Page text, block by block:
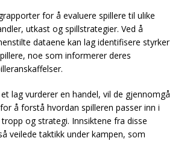
for å evaluere spillere til ulike
utkast og spillstrategier. Ved å
dataene kan lag identifisere styrker
noe som informerer deres
lag vurderer en handel, vil de gjennomgå
å forstå hvordan spilleren passer inn i
og strategi. Innsiktene fra disse
veilede taktikk under kampen, som